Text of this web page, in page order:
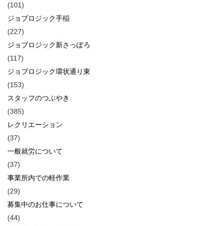
(101)
ジョブロジック手稲
(227)
ジョブロジック新さっぽろ
(117)
ジョブロジック環状通り東
(153)
スタッフのつぶやき
(385)
レクリエーション
(37)
一般就労について
(37)
事業所内での軽作業
(29)
募集中のお仕事について
(44)